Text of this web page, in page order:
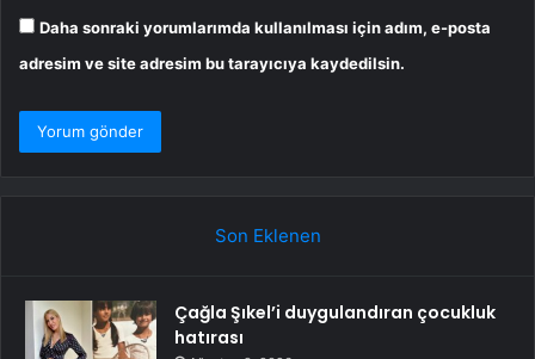
Daha sonraki yorumlarımda kullanılması için adım, e-posta
adresim ve site adresim bu tarayıcıya kaydedilsin.
Son Eklenen
Çağla Şıkel’i duygulandıran çocukluk
hatırası